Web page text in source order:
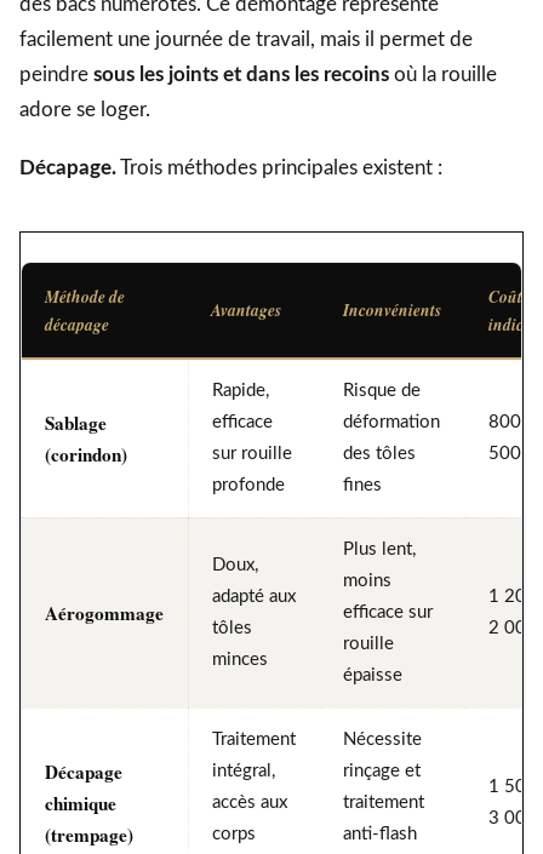
facilement une journée de travail, mais il permet de
peindre sous les joints et dans les recoins où la rouille
adore se loger.
Décapage.Trois méthodes principales existent :
Méthode de
décapage
Avantages Inconvénients
Coût
Sablage
(corindon)
Rapide,
efficace
sur rouille
profonde
Risque de
déformation
des tôles
fines
800 à
500 €
Aérogommage
Doux,
adapté aux
tôles
minces
Plus lent,
moins
efficace sur
rouille
épaisse
1 200
2 000
Décapage
chimique
(trempage)
Traitement
intégral,
accès aux
corps
Nécessite
rinçage et
traitement
anti-flash
1 500
3 000